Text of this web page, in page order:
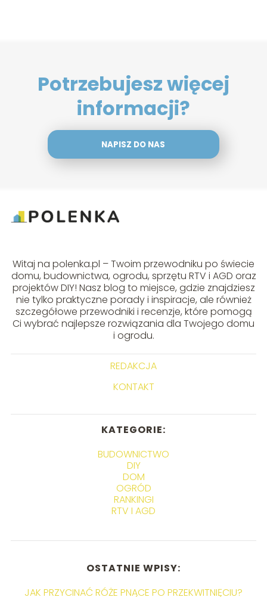
Potrzebujesz więcej
informacji?
NAPISZ DO NAS
Witaj na polenka.pl – Twoim przewodniku po świecie
domu, budownictwa, ogrodu, sprzętu RTV i AGD oraz
projektów DIY! Nasz blog to miejsce, gdzie znajdziesz
nie tylko praktyczne porady i inspiracje, ale również
szczegółowe przewodniki i recenzje, które pomogą
Ci wybrać najlepsze rozwiązania dla Twojego domu
i ogrodu.
REDAKCJA
KONTAKT
KATEGORIE:
BUDOWNICTWO
DIY
DOM
OGRÓD
RANKINGI
RTV I AGD
OSTATNIE WPISY:
JAK PRZYCINAĆ RÓŻE PNĄCE PO PRZEKWITNIĘCIU?